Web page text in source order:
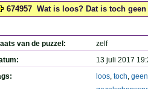
674957 Wat is loos? Dat is toch
van de puzzel:
zelf
13 juli 2017
loos, toch, geen